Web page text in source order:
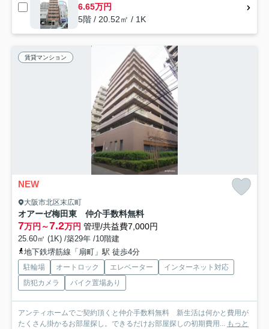
6.65万円
5階 / 20.52㎡ / 1K
賃貸マンション
NEW
大阪市北区末広町
オアーゼ梅田東 仲介手数料無料
7万円～7.2万円 管理/共益費7,000円
25.60㎡ (1K) /築29年 /10階建
地下鉄堺筋線「扇町」駅 徒歩4分
駐輪場 オートロック エレベーター
インターネット対応
防犯カメラ
バイク置場あり
アンティホームでご契約頂くと仲介手数料無料 新生活は何かと費用が
たくさん掛かるお部屋探し。できるだけお部屋探しの初期費用... もっと